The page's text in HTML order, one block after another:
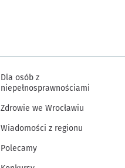
Dla osób z
niepełnosprawnościami
Zdrowie we Wrocławiu
Wiadomości z regionu
Polecamy